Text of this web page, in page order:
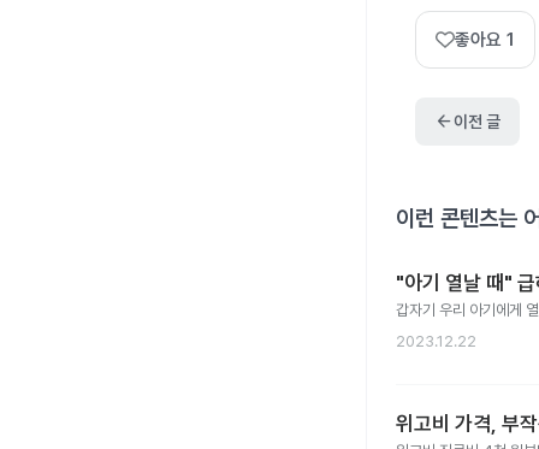
좋아요 1
arrow_back이전 글
이런 콘텐츠는
"아기 열날 때"
갑자기 우리 아기에게
2023.12.22
위고비 가격, 부